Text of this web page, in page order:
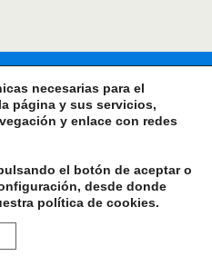
necesarias para el
página y sus servicios,
y enlace con redes
el botón de aceptar o
desde donde
política de cookies.